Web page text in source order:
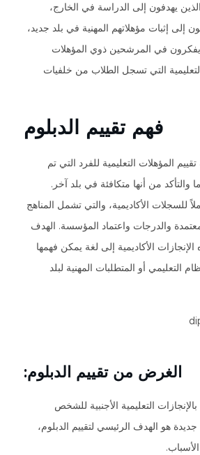
يهدفون إلى الدراسة في الخارج،
إلى إثبات مؤهلاتهم المهنية في بلد جديد،
في المرشحين ذوي المؤهلات
التي تسجل الطلاب من خلفيات
فهم تقييم الدبلوم
المؤهلات التعليمية للفرد التي تم
والتأكد من أنها متكافئة في بلد آخر.
للسجلات الأكاديمية، والتي تشمل المناهج
والدرجات واعتماد المؤسسة. الهدف
الأكاديمية إلى لغة يمكن فهمها
التعليمي أو المتطلبات المهنية لبلد
الغرض من تقييم الدبلوم:
التعليمية الأجنبية للشخص
هو الهدف الرئيسي لتقييم الدبلوم،